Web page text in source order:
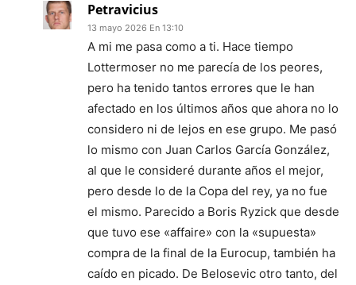
Petravicius
13 mayo 2026 En 13:10
A mi me pasa como a ti. Hace tiempo
Lottermoser no me parecía de los peores,
pero ha tenido tantos errores que le han
afectado en los últimos años que ahora no lo
considero ni de lejos en ese grupo. Me pasó
lo mismo con Juan Carlos García González,
al que le consideré durante años el mejor,
pero desde lo de la Copa del rey, ya no fue
el mismo. Parecido a Boris Ryzick que desde
que tuvo ese «affaire» con la «supuesta»
compra de la final de la Eurocup, también ha
caído en picado. De Belosevic otro tanto, del